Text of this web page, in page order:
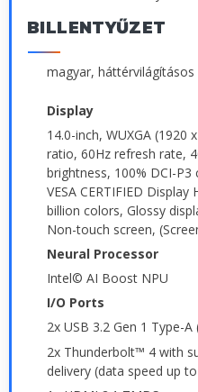
BILLENTYŰZET
magyar,
Display
14.0-inch, WUXGA (1920
ratio, 60Hz refresh rate,
brightness, 100% DCI-
VESA CERTIFIED
billion colors, Glossy
Non-touch screen,
Neural Processor
Intel© AI Boost NPU
I/O Ports
2x USB 3.2 Gen 1 Type-
2x Thunderbolt™ 4 with
delivery (data speed up